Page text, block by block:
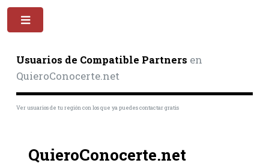
Usuarios de Compatible Partners en
QuieroConocerte.net
Ver usuarios de tu región con los que ya puedes contactar gratis
QuieroConocerte.net